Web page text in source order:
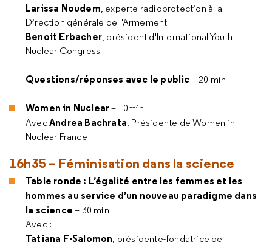
Larissa Noudem, experte radioprotection à la
Direction générale de l'Armement
Benoit Erbacher, président d'International Youth
Nuclear Congress
Questions/réponses avec le public – 20 min
Women in Nuclear– 10min
AvecAndrea Bachrata, Présidente de Women in
Nuclear France
16h35 – Féminisation dans la science
Table ronde : L’égalité entre les femmes et les
hommes au service d’un nouveau paradigme dans
la science– 30 min
Avec :
Tatiana F-Salomon, présidente-fondatrice de